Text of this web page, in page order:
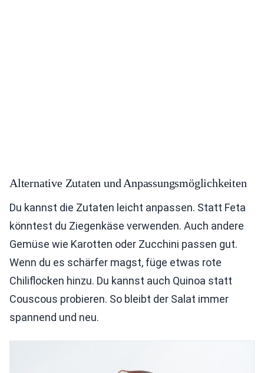
Alternative Zutaten und Anpassungsmöglichkeiten
Du kannst die Zutaten leicht anpassen. Statt Feta
könntest du Ziegenkäse verwenden. Auch andere
Gemüse wie Karotten oder Zucchini passen gut.
Wenn du es schärfer magst, füge etwas rote
Chiliflocken hinzu. Du kannst auch Quinoa statt
Couscous probieren. So bleibt der Salat immer
spannend und neu.